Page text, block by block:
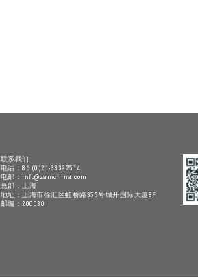
联系我们
电话：86 (0)21-33392514
电邮：info@zamchina.com
总部：上海
地址：上海市徐汇区虹桥路355号城开国际大厦8F
邮编：200030